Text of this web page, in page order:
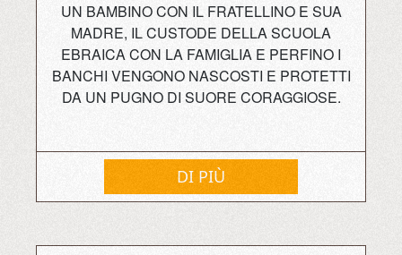
UN BAMBINO CON IL FRATELLINO E SUA
MADRE, IL CUSTODE DELLA SCUOLA
EBRAICA CON LA FAMIGLIA E PERFINO I
BANCHI VENGONO NASCOSTI E PROTETTI
DA UN PUGNO DI SUORE CORAGGIOSE.
DI PIÙ